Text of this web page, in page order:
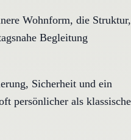
Wohnform, die Struktur,
Begleitung
Sicherheit und ein
persönlicher als klassische